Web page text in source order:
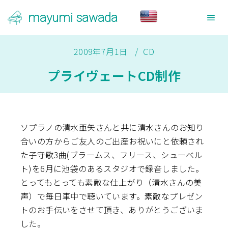
mayumi sawada
2009年7月1日 CD
プライヴェートCD制作
ソプラノの清水亜矢さんと共に清水さんのお知り
合いの方からご友人のご出産お祝いにと依頼され
た子守歌3曲(ブラームス、フリース、シューベル
ト)を6月に池袋のあるスタジオで録音しました。
とってもとっても素敵な仕上がり（清水さんの美
声）で毎日車中で聴いています。素敵なプレゼン
トのお手伝いをさせて頂き、ありがとうございま
した。